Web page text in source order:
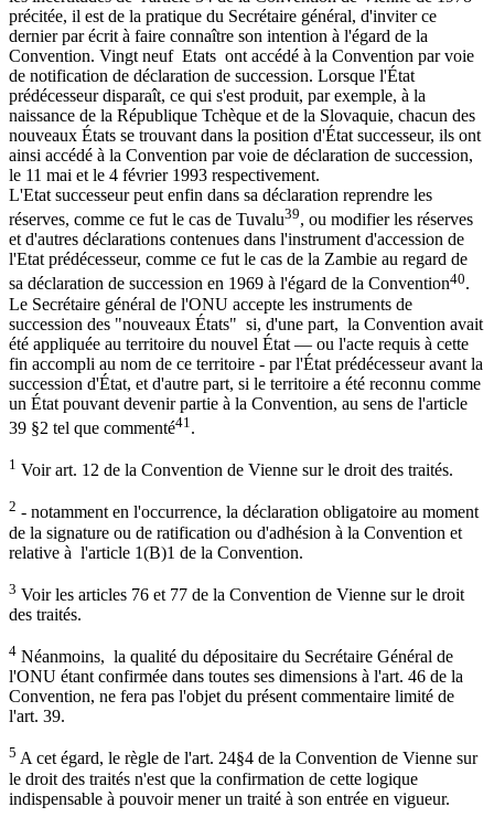
précitée, il est de la pratique du Secrétaire général, d'inviter ce
dernier par écrit à faire connaître son intention à l'égard de la
Convention. Vingt neuf Etats ont accédé à la Convention par voie
de notification de déclaration de succession. Lorsque l'État
prédécesseur disparaît, ce qui s'est produit, par exemple, à la
naissance de la République Tchèque et de la Slovaquie, chacun des
nouveaux États se trouvant dans la position d'État successeur, ils ont
ainsi accédé à la Convention par voie de déclaration de succession,
le 11 mai et le 4 février 1993 respectivement.
L'Etat successeur peut enfin dans sa déclaration reprendre les
réserves, comme ce fut le cas de Tuvalu39, ou modifier les réserves
et d'autres déclarations contenues dans l'instrument d'accession de
l'Etat prédécesseur, comme ce fut le cas de la Zambie au regard de
sa déclaration de succession en 1969 à l'égard de la Convention40.
Le Secrétaire général de l'ONU accepte les instruments de
succession des "nouveaux États" si, d'une part, la Convention avait
été appliquée au territoire du nouvel État — ou l'acte requis à cette
fin accompli au nom de ce territoire - par l'État prédécesseur avant la
succession d'État, et d'autre part, si le territoire a été reconnu comme
un État pouvant devenir partie à la Convention, au sens de l'article
39 §2 tel que commenté41 .
1 Voir art. 12 de la Convention de Vienne sur le droit des traités.
2 - notamment en l'occurrence, la déclaration obligatoire au moment
de la signature ou de ratification ou d'adhésion à la Convention et
relative à l'article 1(B)1 de la Convention.
3 Voir les articles 76 et 77 de la Convention de Vienne sur le droit
des traités.
4 Néanmoins, la qualité du dépositaire du Secrétaire Général de
l'ONU étant confirmée dans toutes ses dimensions à l'art. 46 de la
Convention, ne fera pas l'objet du présent commentaire limité de
l'art. 39.
5 A cet égard, le règle de l'art. 24§4 de la Convention de Vienne sur
le droit des traités n'est que la confirmation de cette logique
indispensable à pouvoir mener un traité à son entrée en vigueur.